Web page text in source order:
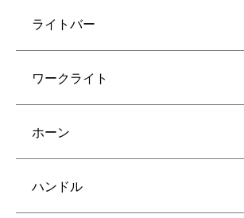
ライトバー
ワークライト
ホーン
ハンドル